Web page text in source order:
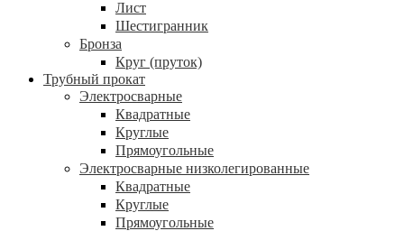
Лист
Шестигранник
Бронза
Круг (пруток)
Трубный прокат
Электросварные
Квадратные
Круглые
Прямоугольные
Электросварные низколегированные
Квадратные
Круглые
Прямоугольные